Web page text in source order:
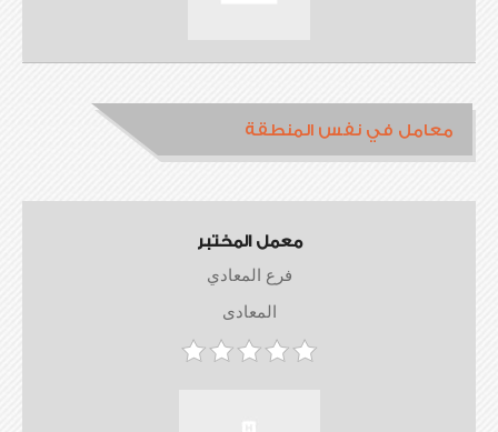
معامل في نفس المنطقة
معمل المختبر
فرع المعادي
المعادى